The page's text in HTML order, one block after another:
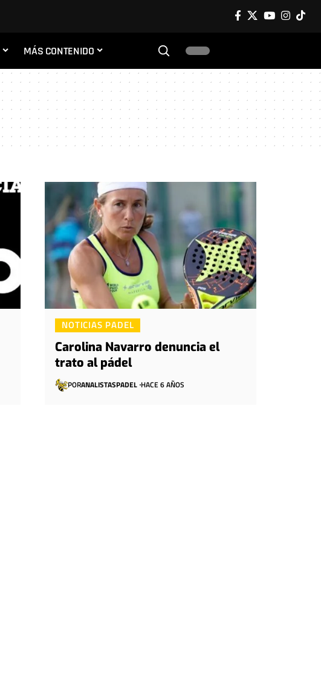
MÁS CONTENIDO
NOTICIAS PADEL
Carolina Navarro denuncia el
trato al pádel
PORANALISTASPADEL HACE 6 AÑOS